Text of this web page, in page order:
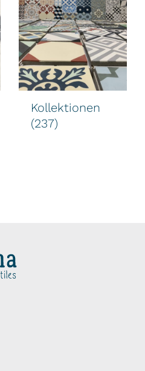
Kollektionen
(237)